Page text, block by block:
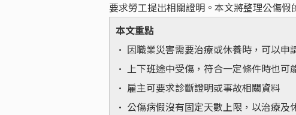
要求勞工提出相關證明。本文將整理公傷
本文重點
• 因職業災害需要治療或休養時，可以申
• 上下班途中受傷，符合一定條件時也可
• 雇主可要求診斷證明或事故相關資料
• 公傷病假沒有固定天數上限，以治療及